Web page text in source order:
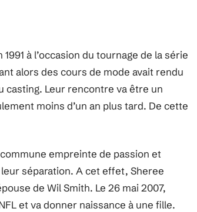
à l’occasion du tournage de la série
alors des cours de mode avait rendu
casting. Leur rencontre va être un
moins d’un an plus tard. De cette
empreinte de passion et
séparation. A cet effet, Sheree
de Wil Smith. Le 26 mai 2007,
et va donner naissance à une fille.